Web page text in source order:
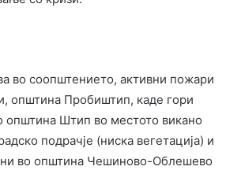
во соопштението, активни пожари
општина Пробиштип, каде гори
општина Штип во местото викано
подрачје (ниска вегетација) и
во општина Чешиново-Облешево